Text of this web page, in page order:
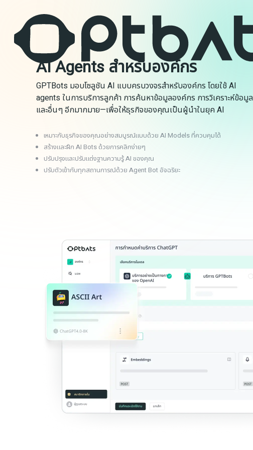
AI Agents สำหรับองค์กร
GPTBots มอบโซลูชัน AI แบบครบวงจรสำหรับองค์กร โดยใช้ AI
agents ในการบริการลูกค้า การค้นหาข้อมูลองค์กร การวิเคราะห์ข้อมูล
และอื่นๆ อีกมากมาย—เพื่อให้ธุรกิจของคุณเป็นผู้นำในยุค AI
เหมาะกับธุรกิจของคุณอย่างสมบูรณ์แบบด้วย AI Models ที่ควบคุมได้
สร้างและฝึก AI Bots ด้วยการคลิกง่ายๆ
ปรับปรุงและปรับแต่งฐานความรู้ AI ของคุณ
ปรับตัวเข้ากับทุกสถานการณ์ด้วย Agent Bot อัจฉริยะ